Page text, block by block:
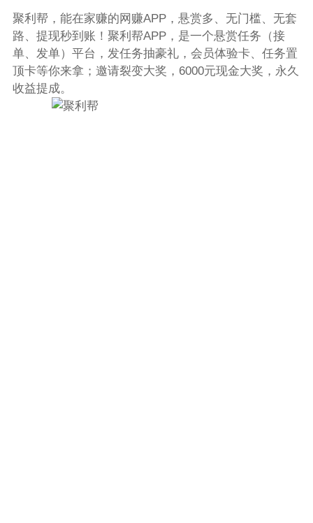
聚利帮，能在家赚的网赚APP，悬赏多、无门槛、无套
路、提现秒到账！聚利帮APP，是一个悬赏任务（接
单、发单）平台，发任务抽豪礼，会员体验卡、任务置
顶卡等你来拿；邀请裂变大奖，6000元现金大奖，永久
收益提成。